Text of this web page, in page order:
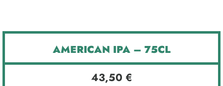
AMERICAN IPA – 75CL
43,50 €